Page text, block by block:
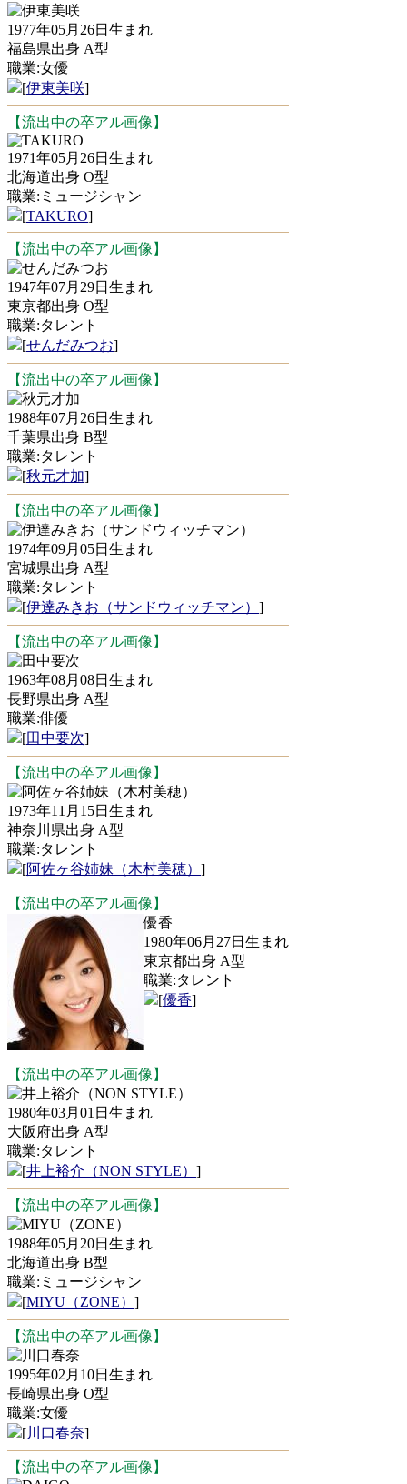
伊東美咲
1977年05月26日生まれ
福島県出身 A型
職業:女優
[伊東美咲]
【流出中の卒アル画像】
TAKURO
1971年05月26日生まれ
北海道出身 O型
職業:ミュージシャン
[TAKURO]
【流出中の卒アル画像】
せんだみつお
1947年07月29日生まれ
東京都出身 O型
職業:タレント
[せんだみつお]
【流出中の卒アル画像】
秋元才加
1988年07月26日生まれ
千葉県出身 B型
職業:タレント
[秋元才加]
【流出中の卒アル画像】
伊達みきお（サンドウィッチマン）
1974年09月05日生まれ
宮城県出身 A型
職業:タレント
[伊達みきお（サンドウィッチマン） ]
【流出中の卒アル画像】
田中要次
1963年08月08日生まれ
長野県出身 A型
職業:俳優
[田中要次]
【流出中の卒アル画像】
阿佐ヶ谷姉妹（木村美穂）
1973年11月15日生まれ
神奈川県出身 A型
職業:タレント
[阿佐ヶ谷姉妹（木村美穂） ]
【流出中の卒アル画像】
優香
1980年06月27日生まれ
東京都出身 A型
職業:タレント
[優香]
【流出中の卒アル画像】
井上裕介（NON STYLE）
1980年03月01日生まれ
大阪府出身 A型
職業:タレント
[井上裕介（NON STYLE） ]
【流出中の卒アル画像】
MIYU（ZONE）
1988年05月20日生まれ
北海道出身 B型
職業:ミュージシャン
[MIYU（ZONE） ]
【流出中の卒アル画像】
川口春奈
1995年02月10日生まれ
長崎県出身 O型
職業:女優
[川口春奈]
【流出中の卒アル画像】